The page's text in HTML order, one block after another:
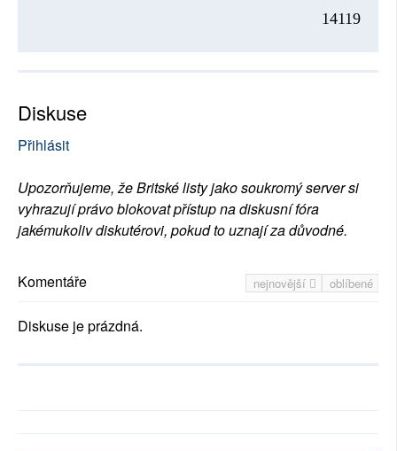
14119
Diskuse
Přihlásit
Upozorňujeme, že Britské listy jako soukromý server si
vyhrazují právo blokovat přístup na diskusní fóra
jakémukoliv diskutérovi, pokud to uznají za důvodné.
nejnovější oblíbené
Komentáře
Diskuse je prázdná.